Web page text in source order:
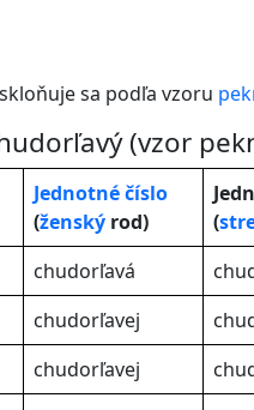
sa podľa vzoru
(vzor
Jednotné číslo
(ženský rod)
(
chudorľavá
chudorľavej
chudorľavej